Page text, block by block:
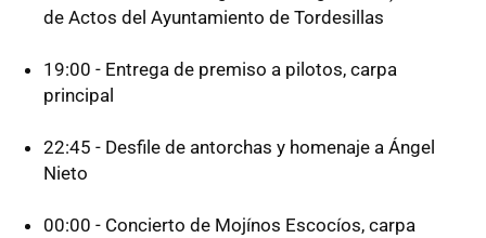
de Actos del Ayuntamiento de Tordesillas
19:00 - Entrega de premiso a pilotos, carpa
principal
22:45 - Desfile de antorchas y homenaje a Ángel
Nieto
00:00 - Concierto de Mojínos Escocíos, carpa